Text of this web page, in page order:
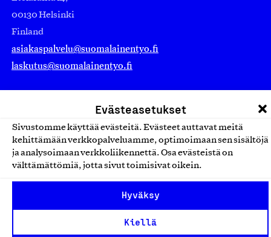
Evästeasetukset
Sivustomme käyttää evästeitä. Evästeet auttavat meitä
kehittämään verkkopalveluamme, optimoimaan sen sisältöjä
ja analysoimaan verkkoliikennettä. Osa evästeistä on
välttämättömiä, jotta sivut toimisivat oikein.
Hyväksy
Kiellä
00130 Helsinki
Finland
asiakaspalvelu@suomalainentyo.fi
laskutus@suomalainentyo.fi
Avainlippu